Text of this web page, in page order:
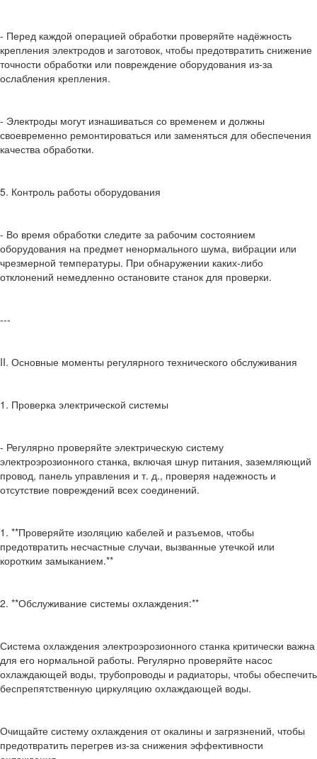
- Перед каждой операцией обработки проверяйте надёжность
крепления электродов и заготовок, чтобы предотвратить снижение
точности обработки или повреждение оборудования из-за
ослабления крепления.
- Электроды могут изнашиваться со временем и должны
своевременно ремонтироваться или заменяться для обеспечения
качества обработки.
5. Контроль работы оборудования
- Во время обработки следите за рабочим состоянием
оборудования на предмет ненормального шума, вибрации или
чрезмерной температуры. При обнаружении каких-либо
отклонений немедленно остановите станок для проверки.
---
II. Основные моменты регулярного технического обслуживания
1. Проверка электрической системы
- Регулярно проверяйте электрическую систему
электроэрозионного станка, включая шнур питания, заземляющий
провод, панель управления и т. д., проверяя надежность и
отсутствие повреждений всех соединений.
1. **Проверяйте изоляцию кабелей и разъемов, чтобы
предотвратить несчастные случаи, вызванные утечкой или
коротким замыканием.**
2. **Обслуживание системы охлаждения:**
Система охлаждения электроэрозионного станка критически важна
для его нормальной работы. Регулярно проверяйте насос
охлаждающей воды, трубопроводы и радиаторы, чтобы обеспечить
беспрепятственную циркуляцию охлаждающей воды.
Очищайте систему охлаждения от окалины и загрязнений, чтобы
предотвратить перегрев из-за снижения эффективности